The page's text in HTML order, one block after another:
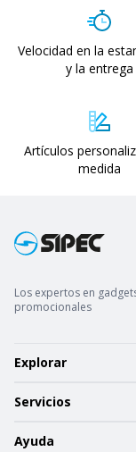
Velocidad en la
y la entrega
Artículos
medida
Los expertos en
promocionales
Explorar
Servicios
Ayuda